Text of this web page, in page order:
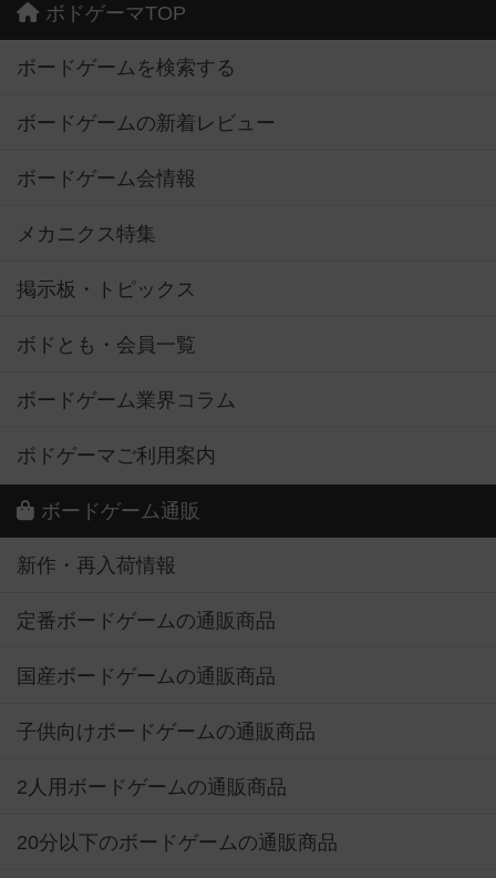
ボドゲーマTOP
ボードゲームを検索する
ボードゲームの新着レビュー
ボードゲーム会情報
メカニクス特集
掲示板・トピックス
ボドとも・会員一覧
ボードゲーム業界コラム
ボドゲーマご利用案内
ボードゲーム通販
新作・再入荷情報
定番ボードゲームの通販商品
国産ボードゲームの通販商品
子供向けボードゲームの通販商品
2人用ボードゲームの通販商品
20分以下のボードゲームの通販商品